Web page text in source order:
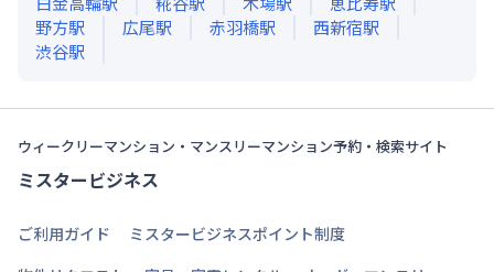
野方駅 広尾駅 赤羽橋駅 西新宿駅
渋谷駅
ウィークリーマンション・マンスリーマンション予約・検索サイト
ミスタービジネス
ご利用ガイド
ミスタービジネスポイント制度